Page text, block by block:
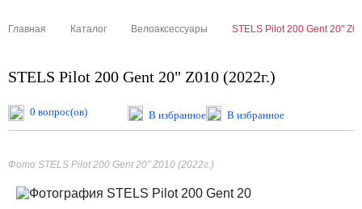
Главная Каталог Велоаксессуары STELS Pilot 200 Gent 20"
STELS Pilot 200 Gent 20" Z010 (2022г.)
0 вопрос(ов) В избранное В избранное
Фото STELS Pilot 200 Gent 20" Z010 (2022г.)